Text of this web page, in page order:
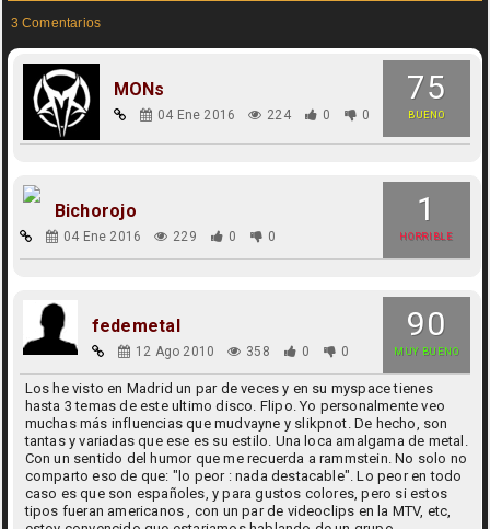
3 Comentarios
75
BUENO
MONs
04 Ene 2016 224 0 0
1
HORRIBLE
Bichorojo
04 Ene 2016 229 0 0
90
MUY BUENO
fedemetal
12 Ago 2010 358 0 0
Los he visto en Madrid un par de veces y en su myspace tienes
hasta 3 temas de este ultimo disco. Flipo. Yo personalmente veo
muchas más influencias que mudvayne y slikpnot. De hecho, son
tantas y variadas que ese es su estilo. Una loca amalgama de metal.
Con un sentido del humor que me recuerda a rammstein. No solo no
comparto eso de que: "lo peor : nada destacable". Lo peor en todo
caso es que son españoles, y para gustos colores, pero si estos
tipos fueran americanos , con un par de videoclips en la MTV, etc,